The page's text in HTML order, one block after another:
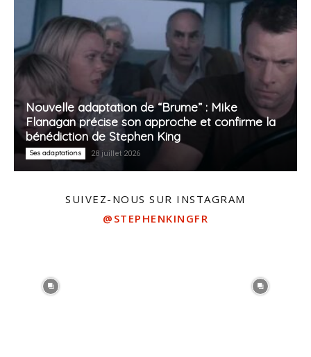
Nouvelle adaptation de “Brume” : Mike
Flanagan précise son approche et confirme la
bénédiction de Stephen King
Ses adaptations 28 juillet 2026
SUIVEZ-NOUS SUR INSTAGRAM
@STEPHENKINGFR